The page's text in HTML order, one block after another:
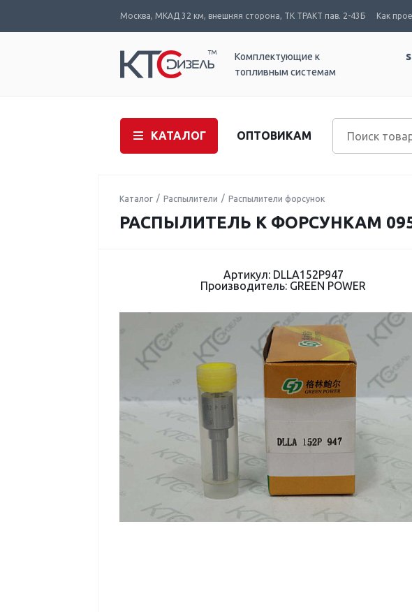
Москва, МКАД 32 км, внешняя сторона, ТК ТРАКТ пав. 2-43Б Как
Комплектующие к
топливным системам
КАТАЛОГ ОПТОВИКАМ
Каталог Распылители Распылители форсунок
РАСПЫЛИТЕЛЬ К ФОРСУНКАМ
Артикул: DLLA152P947
Производитель: GREEN POWER